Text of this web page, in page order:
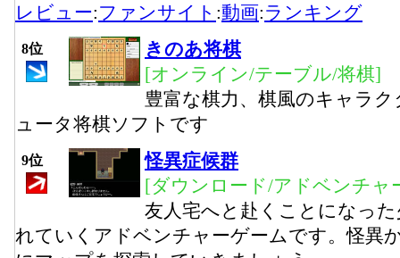
レビュー:ファンサイト :動画:ランキング
8位
きのあ将棋
[オンライン/テーブル/将棋]
豊富な棋力、棋風のキャラ
ュータ将棋ソフトです
9位
怪異症候群
[ダウンロード/アドベンチャ
友人宅へと赴くことになっ
れていくアドベンチャーゲームです。怪異